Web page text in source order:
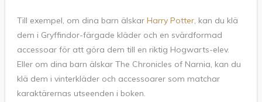
Till exempel, om dina barn älskar Harry Potter, kan du klä
dem i Gryffindor-färgade kläder och en svärdformad
accessoar för att göra dem till en riktig Hogwarts-elev.
Eller om dina barn älskar The Chronicles of Narnia, kan du
klä dem i vinterkläder och accessoarer som matchar
karaktärernas utseenden i boken.